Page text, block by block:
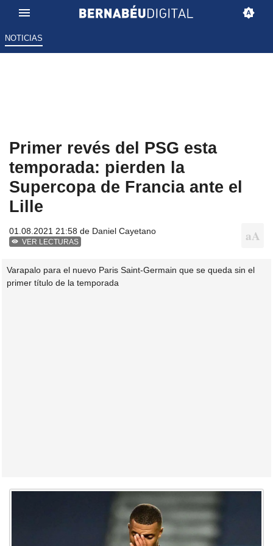
NOTICIAS
Primer revés del PSG esta
temporada: pierden la
Supercopa de Francia ante el
Lille
01.08.2021 21:58 de Daniel Cayetano
VER LECTURAS
Varapalo para el nuevo Paris Saint-Germain que se queda sin el
primer título de la temporada